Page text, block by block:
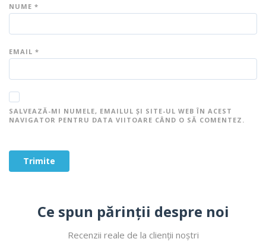
NUME *
EMAIL *
SALVEAZĂ-MI NUMELE, EMAILUL ȘI SITE-UL WEB ÎN ACEST
NAVIGATOR PENTRU DATA VIITOARE CÂND O SĂ COMENTEZ.
Ce spun părinții despre noi
Recenzii reale de la clienții noștri